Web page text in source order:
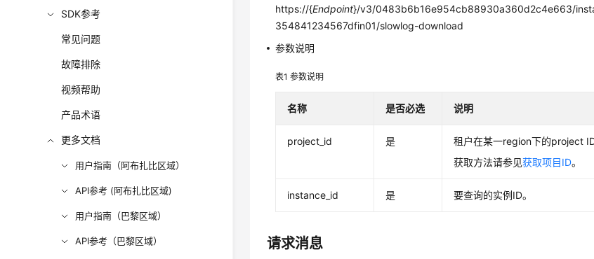
SDK参考
常见问题
故障排除
视频帮助
产品术语
更多文档
用户指南（阿布扎比区域）
API参考 (阿布扎比区域)
用户指南（巴黎区域）
API参考（巴黎区域）
https://{Endpoint}/v3/0483b6b16e954cb88930a360d2c4e663/
354841234567dfin01/slowlog-download
参数说明
表1参数说明
名称 是否必选 说明
project_id 是
租户在某一region下的project ID
获取方法请参见获取项目ID。
instance_id 是 要查询的实例ID。
请求消息